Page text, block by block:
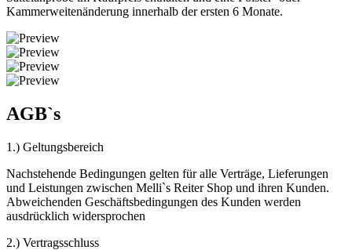
Kammerweitenänderung innerhalb der ersten 6 Monate.
AGB`s
1.) Geltungsbereich
Nachstehende Bedingungen gelten für alle Verträge, Lieferungen
und Leistungen zwischen Melli`s Reiter Shop und ihren Kunden.
Abweichenden Geschäftsbedingungen des Kunden werden
ausdrücklich widersprochen
2.) Vertragsschluss